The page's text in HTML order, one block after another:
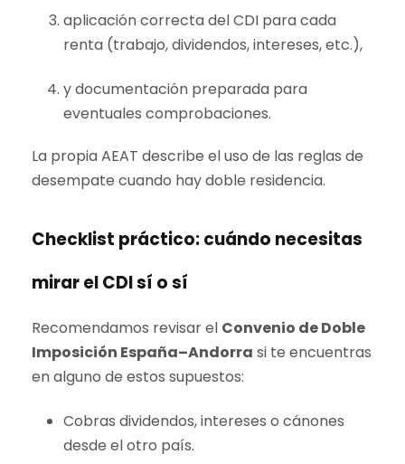
aplicación correcta del CDI para cada
renta (trabajo, dividendos, intereses, etc.),
y documentación preparada para
eventuales comprobaciones.
La propia AEAT describe el uso de las reglas de
desempate cuando hay doble residencia.
Checklist práctico: cuándo necesitas
mirar el CDI sí o sí
Recomendamos revisar el Convenio de Doble
Imposición España–Andorra si te encuentras
en alguno de estos supuestos:
Cobras dividendos, intereses o cánones
desde el otro país.